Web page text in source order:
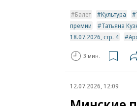
Балет Культура
премии
Татьяна
18.07.2026, стр. 4
3 мин.
12.07.2026, 12:09